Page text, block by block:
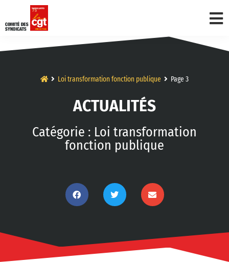
Loi transformation fonction publique Page 3
ACTUALITÉS
Catégorie : Loi transformation
fonction publique